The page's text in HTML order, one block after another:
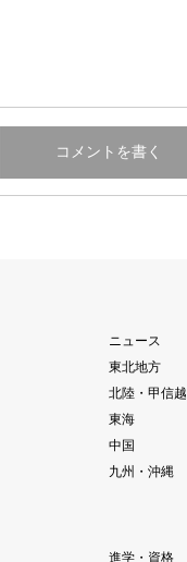
ニュース
東北地方
北陸・甲信越
東海
中国
九州・沖縄
進学・資格